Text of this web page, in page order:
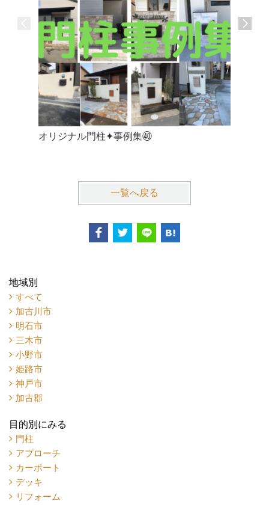
オリジナル門柱✦事例集㊵
一覧へ戻る
地域別
すべて
加古川市
明石市
三木市
小野市
姫路市
神戸市
加古郡
目的別にみる
門柱
アプローチ
カーポート
デッキ
リフォーム